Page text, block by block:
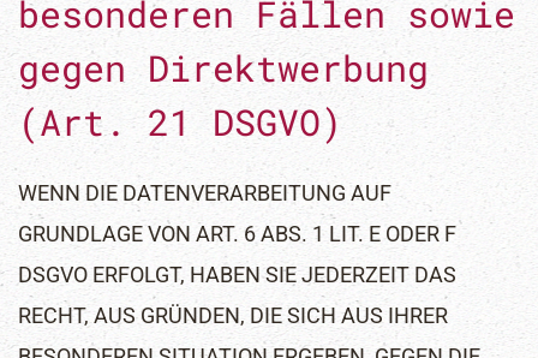
besonderen Fällen sowie
gegen Direktwerbung
(Art. 21 DSGVO)
WENN DIE DATENVERARBEITUNG AUF
GRUNDLAGE VON ART. 6 ABS. 1 LIT. E ODER F
DSGVO ERFOLGT, HABEN SIE JEDERZEIT DAS
RECHT, AUS GRÜNDEN, DIE SICH AUS IHRER